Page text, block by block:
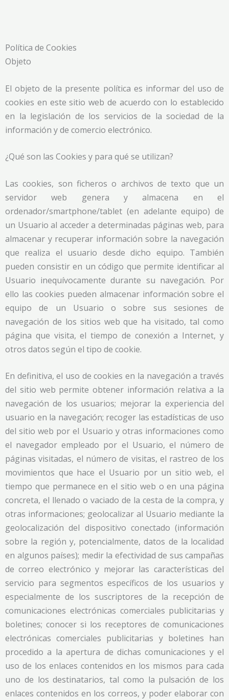
Política de Cookies
Objeto
El objeto de la presente política es informar del uso de
cookies en este sitio web de acuerdo con lo establecido
en la legislación de los servicios de la sociedad de la
información y de comercio electrónico.
¿Qué son las Cookies y para qué se utilizan?
Las cookies, son ficheros o archivos de texto que un
servidor web genera y almacena en el
ordenador/smartphone/tablet (en adelante equipo) de
un Usuario al acceder a determinadas páginas web, para
almacenar y recuperar información sobre la navegación
que realiza el usuario desde dicho equipo. También
pueden consistir en un código que permite identificar al
Usuario inequívocamente durante su navegación. Por
ello las cookies pueden almacenar información sobre el
equipo de un Usuario o sobre sus sesiones de
navegación de los sitios web que ha visitado, tal como
página que visita, el tiempo de conexión a Internet, y
otros datos según el tipo de cookie.
En definitiva, el uso de cookies en la navegación a través
del sitio web permite obtener información relativa a la
navegación de los usuarios; mejorar la experiencia del
usuario en la navegación; recoger las estadísticas de uso
del sitio web por el Usuario y otras informaciones como
el navegador empleado por el Usuario, el número de
páginas visitadas, el número de visitas, el rastreo de los
movimientos que hace el Usuario por un sitio web, el
tiempo que permanece en el sitio web o en una página
concreta, el llenado o vaciado de la cesta de la compra, y
otras informaciones; geolocalizar al Usuario mediante la
geolocalización del dispositivo conectado (información
sobre la región y, potencialmente, datos de la localidad
en algunos países); medir la efectividad de sus campañas
de correo electrónico y mejorar las características del
servicio para segmentos específicos de los usuarios y
especialmente de los suscriptores de la recepción de
comunicaciones electrónicas comerciales publicitarias y
boletines; conocer si los receptores de comunicaciones
electrónicas comerciales publicitarias y boletines han
procedido a la apertura de dichas comunicaciones y el
uso de los enlaces contenidos en los mismos para cada
uno de los destinatarios, tal como la pulsación de los
enlaces contenidos en los correos, y poder elaborar con